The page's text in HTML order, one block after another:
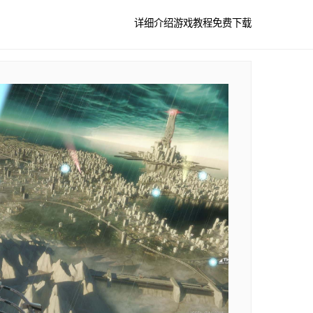
详细介绍游戏教程免费下载